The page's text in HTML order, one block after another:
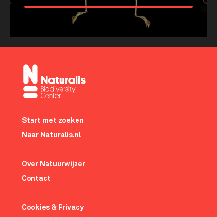
about
menu
Start met zoeken
Naar Naturalis.nl
Over Natuurwijzer
Contact
Cookies & Privacy